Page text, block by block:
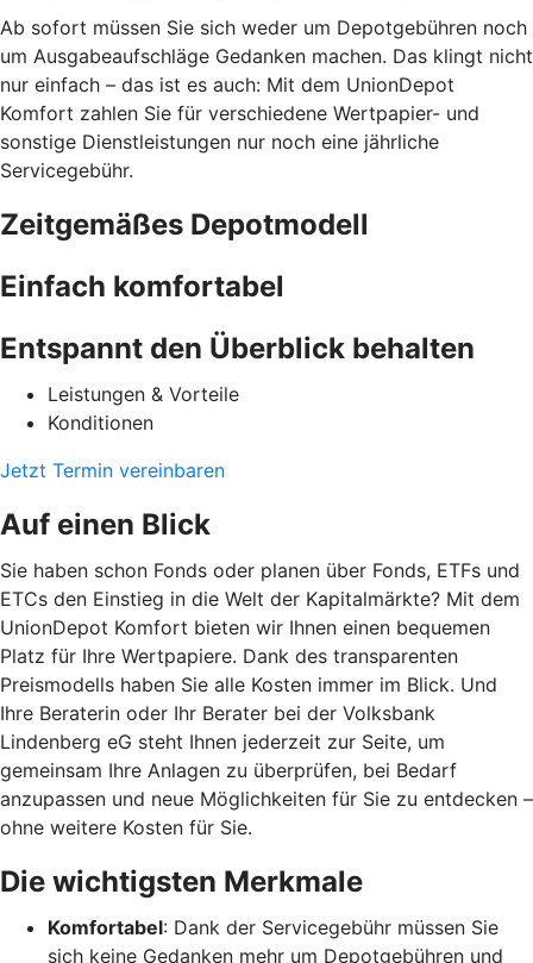
Ab sofort müssen Sie sich weder um Depotgebühren noch
um Ausgabeaufschläge Gedanken machen. Das klingt nicht
nur einfach – das ist es auch: Mit dem UnionDepot
Komfort zahlen Sie für verschiedene Wertpapier- und
sonstige Dienstleistungen nur noch eine jährliche
Servicegebühr.
Zeitgemäßes Depotmodell
Einfach komfortabel
Entspannt den Überblick behalten
Leistungen & Vorteile
Konditionen
Jetzt Termin vereinbaren
Auf einen Blick
Sie haben schon Fonds oder planen über Fonds, ETFs und
ETCs den Einstieg in die Welt der Kapitalmärkte? Mit dem
UnionDepot Komfort bieten wir Ihnen einen bequemen
Platz für Ihre Wertpapiere. Dank des transparenten
Preismodells haben Sie alle Kosten immer im Blick. Und
Ihre Beraterin oder Ihr Berater bei der Volksbank
Lindenberg eG steht Ihnen jederzeit zur Seite, um
gemeinsam Ihre Anlagen zu überprüfen, bei Bedarf
anzupassen und neue Möglichkeiten für Sie zu entdecken –
ohne weitere Kosten für Sie.
Die wichtigsten Merkmale
Komfortabel: Dank der Servicegebühr müssen Sie
sich keine Gedanken mehr um Depotgebühren und